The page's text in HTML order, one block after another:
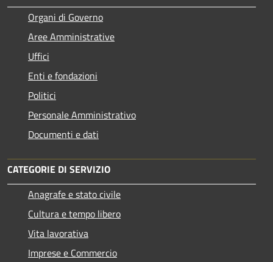
Organi di Governo
Aree Amministrative
Uffici
Enti e fondazioni
Politici
Personale Amministrativo
Documenti e dati
CATEGORIE DI SERVIZIO
Anagrafe e stato civile
Cultura e tempo libero
Vita lavorativa
Imprese e Commercio